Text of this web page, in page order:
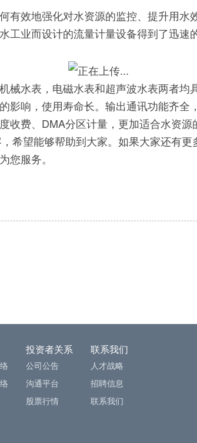
效地强化对水资源的监控、提升用水
工业而设计的流量计量设备得到了迅
水表，电磁水表和超声波水表两者均
影响，使用寿命长。输出通讯功能齐
费、DMA分区计量，更加适合水资源
望能够帮助到大家。如果大家还有更
服务。
投资者关系
公司公告
沟通平台
股票行情
联系我们
人才战略
招聘信息
联系我们